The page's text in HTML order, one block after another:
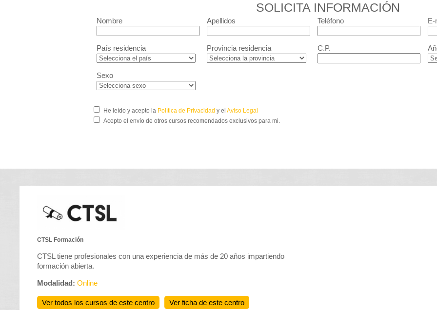
SOLICITA INFORMACIÓN
Nombre Apellidos Teléfono E-
País residencia Provincia residencia C.P.
Sexo
He leído y acepto la Política de Privacidad y elAviso Legal
Acepto el envío de otros cursos recomendados exclusivos para mi.
CTSL Formación
CTSL tiene profesionales con una experiencia de más de 20 años impartiendo
formación abierta.
Modalidad:Online
Ver todos los cursos de este centro Ver ficha de este centro